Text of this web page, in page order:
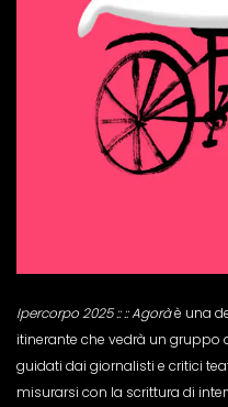
Ipercorpo 2025 :: :: Agoràè una
itinerante che vedrà un gruppo
guidati dai giornalisti e critici
misurarsi con la scrittura di